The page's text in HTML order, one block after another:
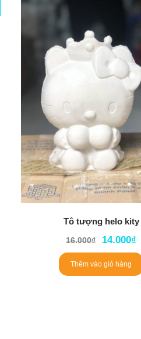
Tô tượng helo kity
16.000₫ 14.000₫
Thêm vào giỏ hàng